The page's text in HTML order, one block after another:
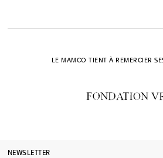
LE MAMCO TIENT À REMERCIER
NEWSLETTER